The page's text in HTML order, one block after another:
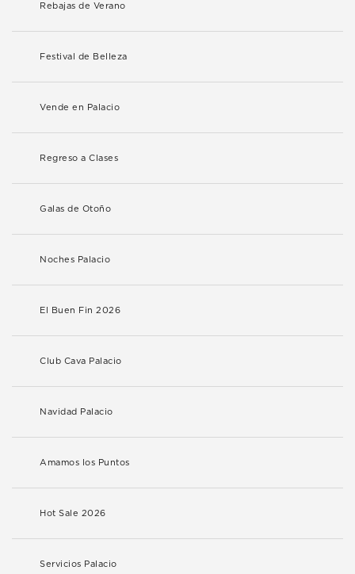
Rebajas de Verano
Festival de Belleza
Vende en Palacio
Regreso a Clases
Galas de Otoño
Noches Palacio
El Buen Fin 2026
Club Cava Palacio
Navidad Palacio
Amamos los Puntos
Hot Sale 2026
Servicios Palacio